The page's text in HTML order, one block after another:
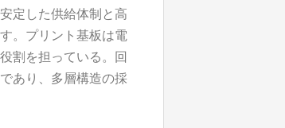
定した供給体制と高
。プリント基板は電
割を担っている。回
あり、多層構造の採